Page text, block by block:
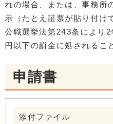
れの場合、または、事務所
示（たとえ証票が貼り付け
公職選挙法第243条により
円以下の罰金に処されるこ
申請書
添付ファイル